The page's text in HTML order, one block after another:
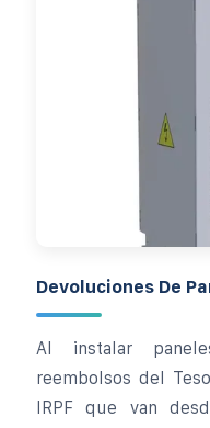
Devoluciones De
Al instalar
reembolsos del
IRPF que van